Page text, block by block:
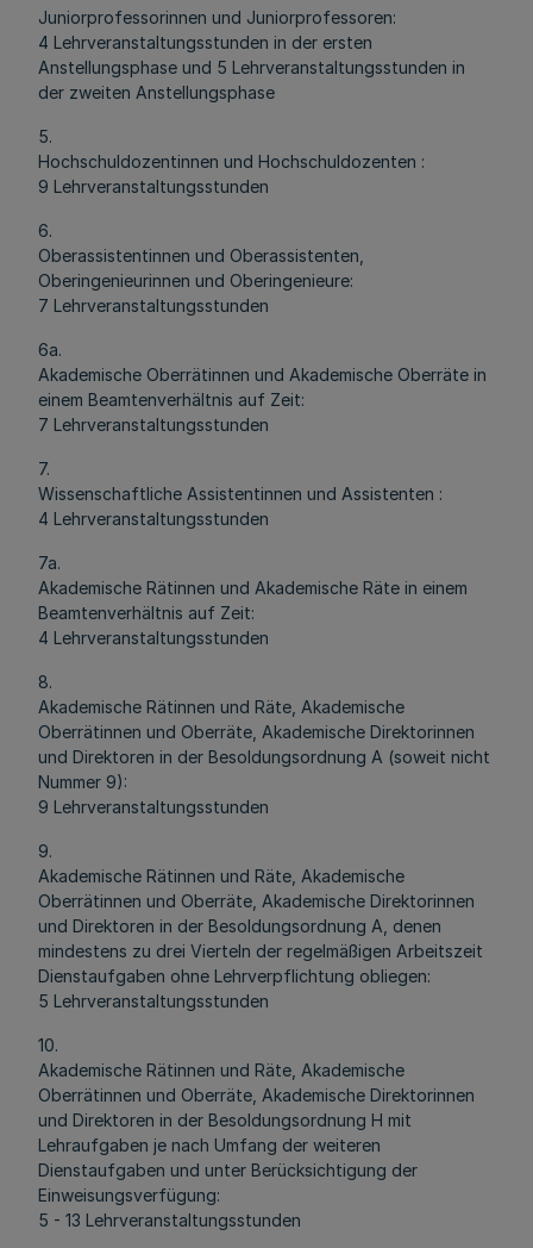
Juniorprofessorinnen und Juniorprofessoren:
4 Lehrveranstaltungsstunden in der ersten
Anstellungsphase und 5 Lehrveranstaltungsstunden in
der zweiten Anstellungsphase
5.
Hochschuldozentinnen und Hochschuldozenten :
9 Lehrveranstaltungsstunden
6.
Oberassistentinnen und Oberassistenten,
Oberingenieurinnen und Oberingenieure:
7 Lehrveranstaltungsstunden
6a.
Akademische Oberrätinnen und Akademische Oberräte in
einem Beamtenverhältnis auf Zeit:
7 Lehrveranstaltungsstunden
7.
Wissenschaftliche Assistentinnen und Assistenten :
4 Lehrveranstaltungsstunden
7a.
Akademische Rätinnen und Akademische Räte in einem
Beamtenverhältnis auf Zeit:
4 Lehrveranstaltungsstunden
8.
Akademische Rätinnen und Räte, Akademische
Oberrätinnen und Oberräte, Akademische Direktorinnen
und Direktoren in der Besoldungsordnung A (soweit nicht
Nummer 9):
9 Lehrveranstaltungsstunden
9.
Akademische Rätinnen und Räte, Akademische
Oberrätinnen und Oberräte, Akademische Direktorinnen
und Direktoren in der Besoldungsordnung A, denen
mindestens zu drei Vierteln der regelmäßigen Arbeitszeit
Dienstaufgaben ohne Lehrverpflichtung obliegen:
5 Lehrveranstaltungsstunden
10.
Akademische Rätinnen und Räte, Akademische
Oberrätinnen und Oberräte, Akademische Direktorinnen
und Direktoren in der Besoldungsordnung H mit
Lehraufgaben je nach Umfang der weiteren
Dienstaufgaben und unter Berücksichtigung der
Einweisungsverfügung:
5 - 13 Lehrveranstaltungsstunden